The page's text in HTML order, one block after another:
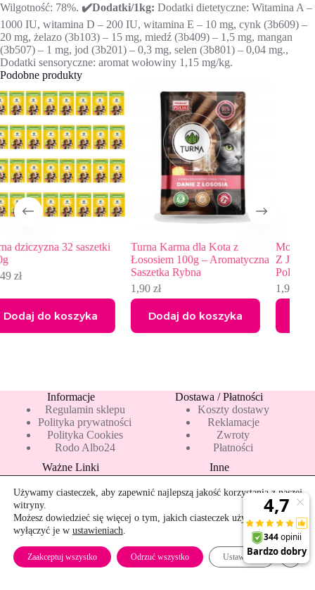
Wilgotność: 78%. ✔️Dodatki/1kg: Dodatki dietetyczne: Witamina A –
1000 IU, witamina D – 200 IU, witamina E – 10 mg, cynk (3b609) –
20 mg, żelazo (3b103) – 15 mg, miedź (3b409) – 1,5 mg, mangan
(3b507) – 1 mg, jod (3b201) – 0,3 mg, selen (3b801) – 0,04 mg.,
Dodatki sensoryczne: aromat wołowiny 1,15 mg/kg.
Podobne produkty
Turna Karma dla Kota z
Łososiem 100g – Aromatyczna
Dodaj do koszyka
Mokra Karma TURNA Dla
Z Jagnięciną Saszetka 100g
Polski
Dodaj do koszyka
Informacje
Regulamin sklepu
Polityka prywatności
Polityka Cookies
Rodo Albo24
Dostawa / Płatności
Koszty dostawy
Reklamacje
Zwroty
Płatności
Ważne Linki
Blog
Nowości
Bestsellery
Inne
Pakiety 10 mleka
Mapa strony
Rekomendowane
Kontakt
Szybkie zwroty
Używamy ciasteczek, aby zapewnić najlepszą jakość korzystania z naszej
witryny.
Możesz dowiedzieć się więcej o tym, jakich ciasteczek używamy, lub
wyłączyć je w ustawieniach.
Zaakceptuj wszystko Odrzuć wszystko Ustawienia